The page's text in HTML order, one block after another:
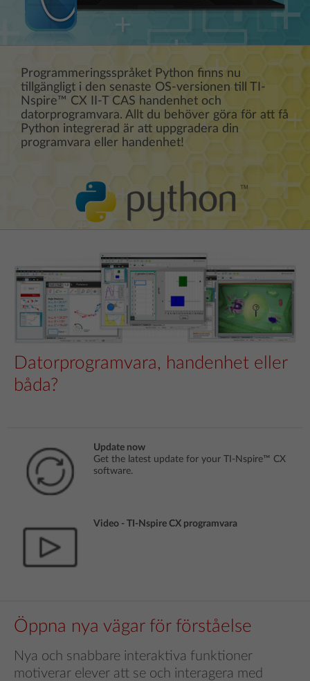
Programmeringsspråket Python finns nu
tillgängligt i den senaste OS-versionen till TI-
Nspire™ CX II-T CAS handenhet och
datorprogramvara. Allt du behöver göra för att få
Python integrerad är att uppgradera din
programvara eller handenhet!
Datorprogramvara, handenhet eller
båda?
Update now
Get the latest update for your TI-Nspire™ CX
software.
Video - TI-Nspire CX programvara
Öppna nya vägar för förståelse
Nya och snabbare interaktiva funktioner
motiverar elever att se och interagera med